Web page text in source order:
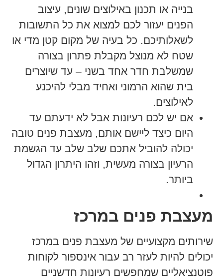
בנייה או תכנון באילוצים שונים, עיצוב
הפנים יעזור לכם למצוא את כל התשובות
לשאלותיכם. כל בעיה של מקום קטן מדי או
שטח לא מנוצל מקבלת פתרון בצורה
שמשלבת חדר אחד בשני – עד שיוצרים
בית שהוא הרמוני ואחיד מבלי להיכנע
לאילוצים.
אם יש לכם רעיונות אבל לא ידעתם עד
היום כיצד ליישם אותם, מעצבת פנים טובה
יכולה להוביל אתכם שלב שלב עד הגשמת
הרעיון בצורה מעשית, וזהו היתרון הגדול
ביותר.
מעצבת פנים במרכז
שירותים מקצועיים של מעצבת פנים במרכז
יכולים להיות לעזר רב עבור אינספור לקוחות
פוטנציאליים שמחפשים רעיונות חדשניים